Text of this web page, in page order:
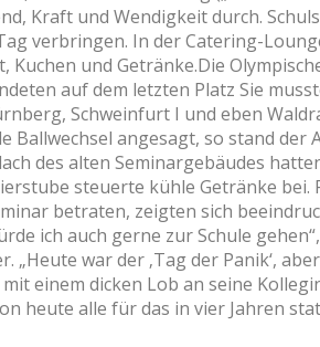
Kraft und Wendigkeit durch.
verbringen. In der Catering-
und Getränke.Die
auf dem letzten Platz Sie
Schweinfurt I und eben
Ballwechsel angesagt, so stand der
des alten Seminargebäudes
steuerte kühle Getränke bei.
betraten, zeigten sich
ich auch gerne zur Schule
war der ‚Tag der Panik‘,
einem dicken Lob an seine
heute alle für das in vier Jahren